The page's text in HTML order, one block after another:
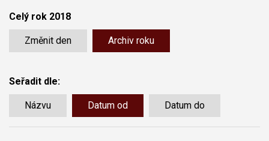
Celý rok 2018
Změnit den Archiv roku
Seřadit dle:
Názvu Datum od Datum do